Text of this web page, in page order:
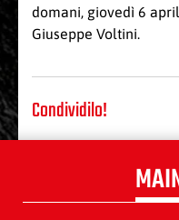
domani, giovedì 6
Giuseppe Voltini.
Condividilo!